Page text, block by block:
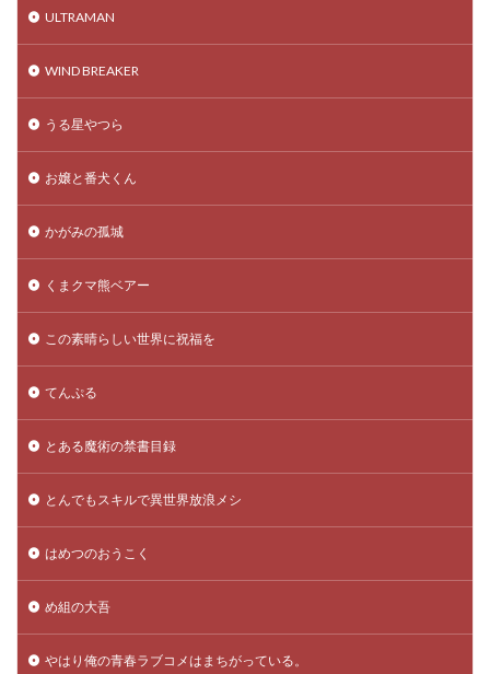
ULTRAMAN
WIND BREAKER
うる星やつら
お嬢と番犬くん
かがみの孤城
くまクマ熊ベアー
この素晴らしい世界に祝福を
てんぷる
とある魔術の禁書目録
とんでもスキルで異世界放浪メシ
はめつのおうこく
め組の大吾
やはり俺の青春ラブコメはまちがっている。